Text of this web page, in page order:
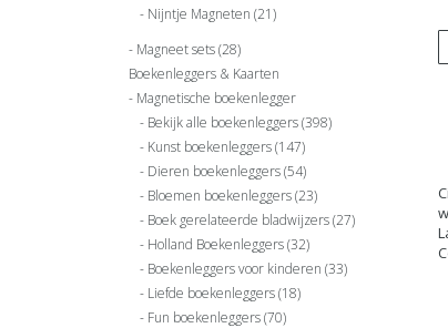
Nijntje Magneten (21)
Magneet sets(28)
Boekenleggers & Kaarten
Magnetische boekenlegger
Bekijk alle boekenleggers(398)
Kunst boekenleggers(147)
Dieren boekenleggers(54)
Bloemen boekenleggers(23)
Boek gerelateerde bladwijzers(27)
Holland Boekenleggers(32)
Boekenleggers voor kinderen (33)
Liefde boekenleggers(18)
Fun boekenleggers(70)